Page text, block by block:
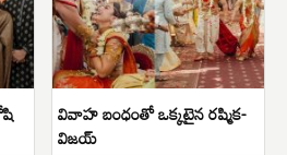
వివాహ బంధంతో ఒక్కటైన రష్మిక-
విజయ్